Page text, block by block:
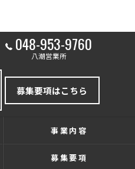
048-953-9760
八潮営業所
募集要項はこちら
事業内容
募集要項